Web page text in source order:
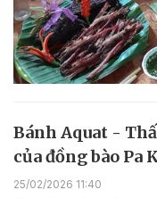
Bánh Aquat -
của đồng bào Pa
25/02/2026 11:40